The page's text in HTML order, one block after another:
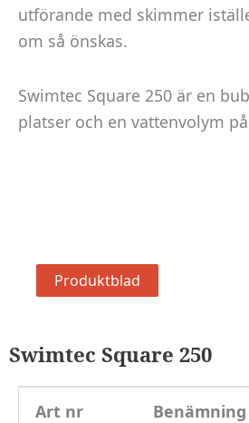
utförande med skimmer
om så önskas.
Swimtec Square 250 är en
platser och en vattenvolym
Produktblad
Swimtec Square 250
Art nr Benämning